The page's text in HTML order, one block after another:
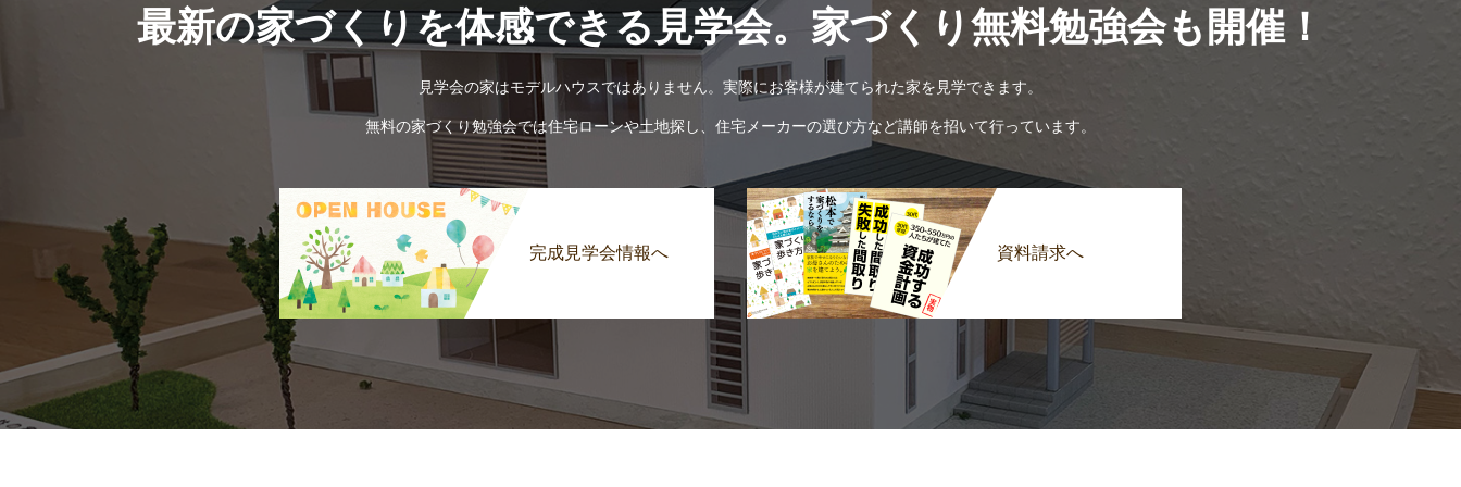
最新の家づくりを体感できる見学会。家づくり無料勉強会も開催！
見学会の家はモデルハウスではありません。実際にお客様が建てられた家を見学できます。
無料の家づくり勉強会では住宅ローンや土地探し、住宅メーカーの選び方など講師を招いて行っています。
完成見学会情報へ 資料請求へ